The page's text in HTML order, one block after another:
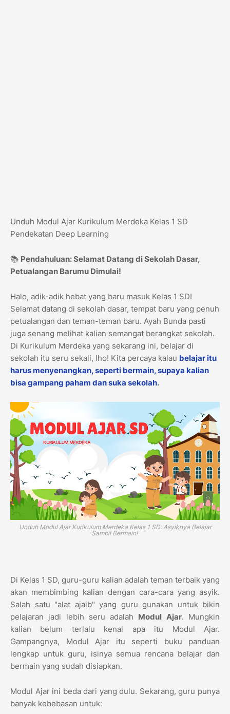
Unduh Modul Ajar Kurikulum Merdeka Kelas 1 SD
Pendekatan Deep Learning
📚 Pendahuluan: Selamat Datang di Sekolah Dasar,
Petualangan Barumu Dimulai!
Halo, adik-adik hebat yang baru masuk Kelas 1 SD!
Selamat datang di sekolah dasar, tempat baru yang penuh
petualangan dan teman-teman baru. Ayah Bunda pasti
juga senang melihat kalian semangat berangkat sekolah.
Di Kurikulum Merdeka yang sekarang ini, belajar di
sekolah itu seru sekali, lho! Kita percaya kalau belajar itu
harus menyenangkan, seperti bermain, supaya kalian
bisa gampang paham dan suka sekolah.
Unduh Modul Ajar Kurikulum Merdeka Kelas 1 SD: Asyiknya Belajar
Sambil Bermain!
Di Kelas 1 SD, guru-guru kalian adalah teman terbaik yang
akan membimbing kalian dengan cara-cara yang asyik.
Salah satu "alat ajaib" yang guru gunakan untuk bikin
pelajaran jadi lebih seru adalah Modul Ajar. Mungkin
kalian belum terlalu kenal apa itu Modul Ajar.
Gampangnya, Modul Ajar itu seperti buku panduan
lengkap untuk guru, isinya semua rencana belajar dan
bermain yang sudah disiapkan.
Modul Ajar ini beda dari yang dulu. Sekarang, guru punya
banyak kebebasan untuk: